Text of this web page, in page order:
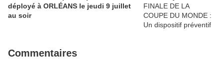
déployé à ORLÉANS le jeudi 9 juillet
au soir
Commentaires